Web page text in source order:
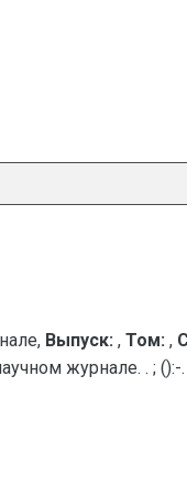
Выпуск: , Том: ,
журнале. . ; ():-.